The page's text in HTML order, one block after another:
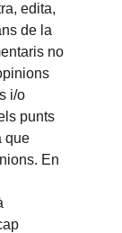
edita,
de la
no
i/o
punts
que
En